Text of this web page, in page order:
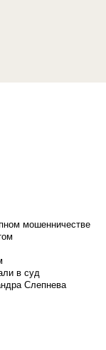
мошенничестве
в суд
Слепнева